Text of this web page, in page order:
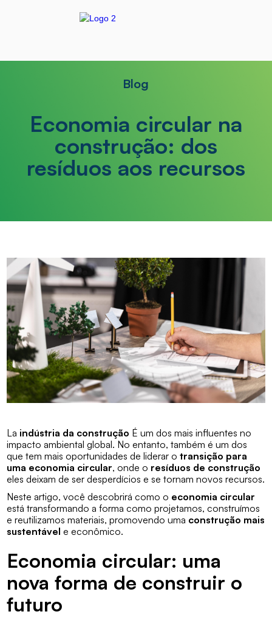
Blog
Economia circular na
construção: dos
resíduos aos recursos
La indústria da construção É um dos mais influentes no
impacto ambiental global. No entanto, também é um dos
que tem mais oportunidades de liderar otransição para
uma economia circular, onde o resíduos de construção
eles deixam de ser desperdícios e se tornam novos recursos.
Neste artigo, você descobrirá como o economia circular
está transformando a forma como projetamos, construímos
e reutilizamos materiais, promovendo uma construção mais
sustentável e econômico.
Economia circular: uma
nova forma de construir o
futuro